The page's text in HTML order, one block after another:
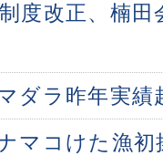
度改正、楠
ダラ昨年実績
マコけた漁